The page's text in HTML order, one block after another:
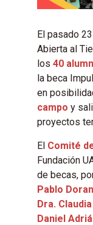
El pasado
Abierta al
los 40
la beca
en
campo y
proyectos
El Comité
Fundación
de becas,
Pablo
Dra.
Daniel